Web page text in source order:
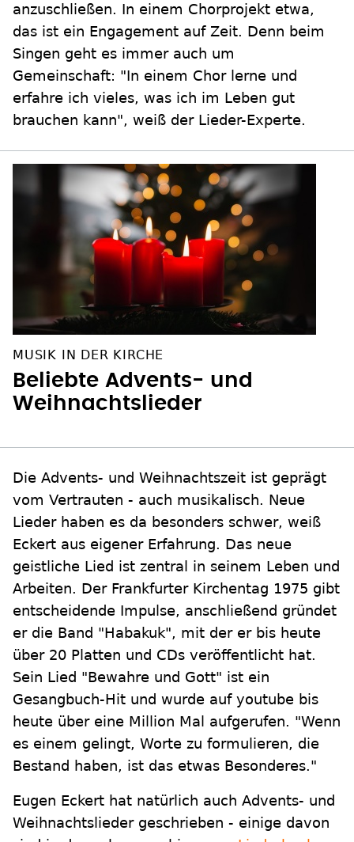
anzuschließen. In einem Chorprojekt etwa,
das ist ein Engagement auf Zeit. Denn beim
Singen geht es immer auch um
Gemeinschaft: "In einem Chor lerne und
erfahre ich vieles, was ich im Leben gut
brauchen kann", weiß der Lieder-Experte.
MUSIK IN DER KIRCHE
Beliebte Advents- und
Weihnachtslieder
Die Advents- und Weihnachtszeit ist geprägt
vom Vertrauten - auch musikalisch. Neue
Lieder haben es da besonders schwer, weiß
Eckert aus eigener Erfahrung. Das neue
geistliche Lied ist zentral in seinem Leben und
Arbeiten. Der Frankfurter Kirchentag 1975 gibt
entscheidende Impulse, anschließend gründet
er die Band "Habakuk", mit der er bis heute
über 20 Platten und CDs veröffentlicht hat.
Sein Lied "Bewahre und Gott" ist ein
Gesangbuch-Hit und wurde auf youtube bis
heute über eine Million Mal aufgerufen. "Wenn
es einem gelingt, Worte zu formulieren, die
Bestand haben, ist das etwas Besonderes."
Eugen Eckert hat natürlich auch Advents- und
Weihnachtslieder geschrieben - einige davon